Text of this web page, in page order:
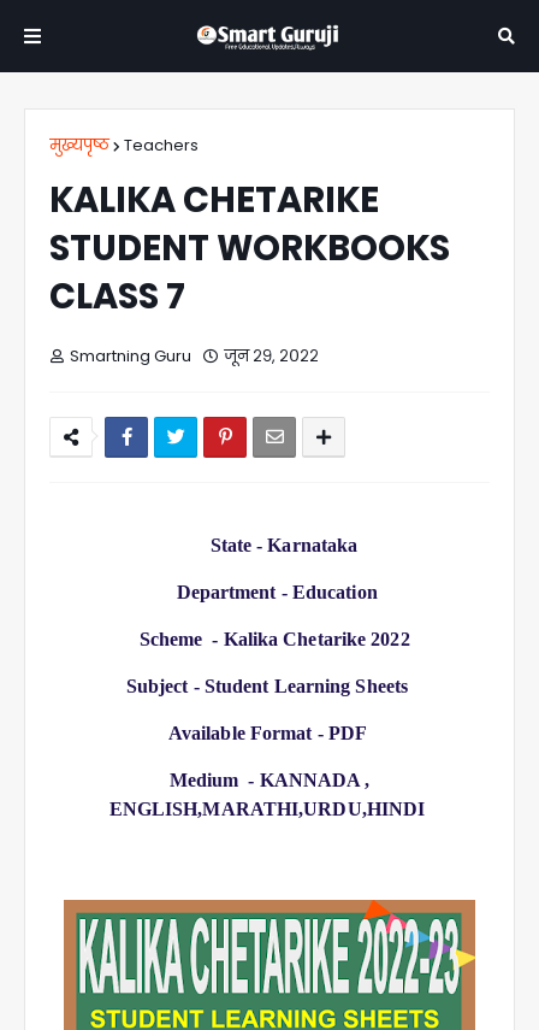
मुख्यपृष्ठ Teachers
KALIKA CHETARIKE
STUDENT WORKBOOKS
CLASS 7
Smartning Guru जून २९, २०२२
State - Karnataka
Department - Education
Scheme  - Kalika Chetarike 2022
Subject - Student Learning Sheets
Available Format - PDF
Medium  - KANNADA ,
ENGLISH,MARATHI,URDU,HINDI